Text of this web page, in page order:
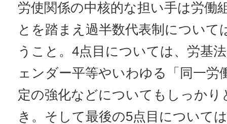
労使関係の中核的な担い手は労働
とを踏まえ過半数代表制について
うこと。4点目については、労基
ェンダー平等やいわゆる「同一労
定の強化などについてもしっかり
き。そして最後の5点目について